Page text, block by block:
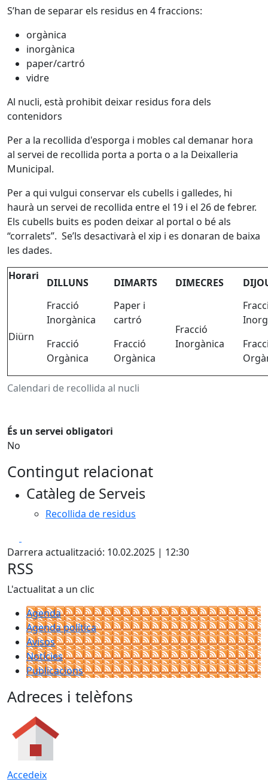
S’han de separar els residus en 4 fraccions:
orgànica
inorgànica
paper/cartró
vidre
Al nucli, està prohibit deixar residus fora dels
contenidors
Per a la recollida d'esporga i mobles cal demanar hora
al servei de recollida porta a porta o a la Deixalleria
Municipal.
Per a qui vulgui conservar els cubells i galledes, hi
haurà un servei de recollida entre el 19 i el 26 de febrer.
Els cubells buits es poden deixar al portal o bé als
“corralets”. Se’ls desactivarà el xip i es donaran de baixa
les dades.
Calendari de recollida al nucli
Horari
DILLUNS DIMARTS DIMECRES
Diürn
Fracció
Inorgànica
Fracció
Orgànica
Paper i
cartró
Fracció
Orgànica
Fracció
Inorgànica
És un servei obligatori
No
Contingut relacionat
Catàleg de Serveis
Recollida de residus
Darrera actualització: 10.02.2025 | 12:30
RSS
L'actualitat a un clic
Agenda
Agenda política
Avisos
Notícies
Publicacions
Adreces i telèfons
Accedeix